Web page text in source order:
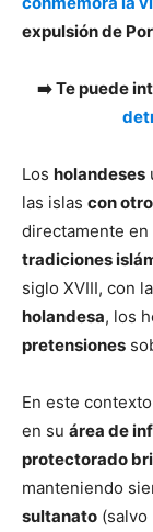
expulsión de
➡️ Te puede
Los holandeses
las islas con
directamente en
tradiciones
siglo XVIII, con la
holandesa, los
pretensiones
En este
en su área de
protectorado
manteniendo
sultanato (salvo